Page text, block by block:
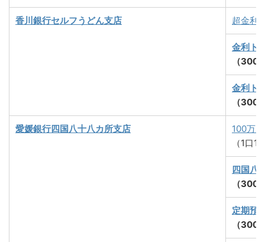
香川銀行セルフうどん支店 超金利
金利ト
（300
金利ト
（300
愛媛銀行四国八十八カ所支店
100万
（1口
四国八
（300
定期預
（300